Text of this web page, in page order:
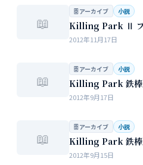
📖
🗄 アーカイブ 小説
Killing Park Ⅱ ブ
2012年11月17日
📖
🗄 アーカイブ 小説
Killing Park 鉄棒
2012年9月17日
📖
🗄 アーカイブ 小説
Killing Park 鉄棒
2012年9月15日